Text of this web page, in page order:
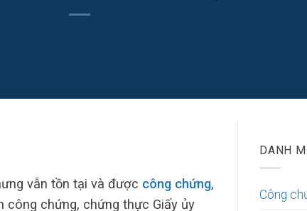
vẫn tồn tại và được công chứng,
công chứng, chứng thực Giấy ủy
DANH
Công